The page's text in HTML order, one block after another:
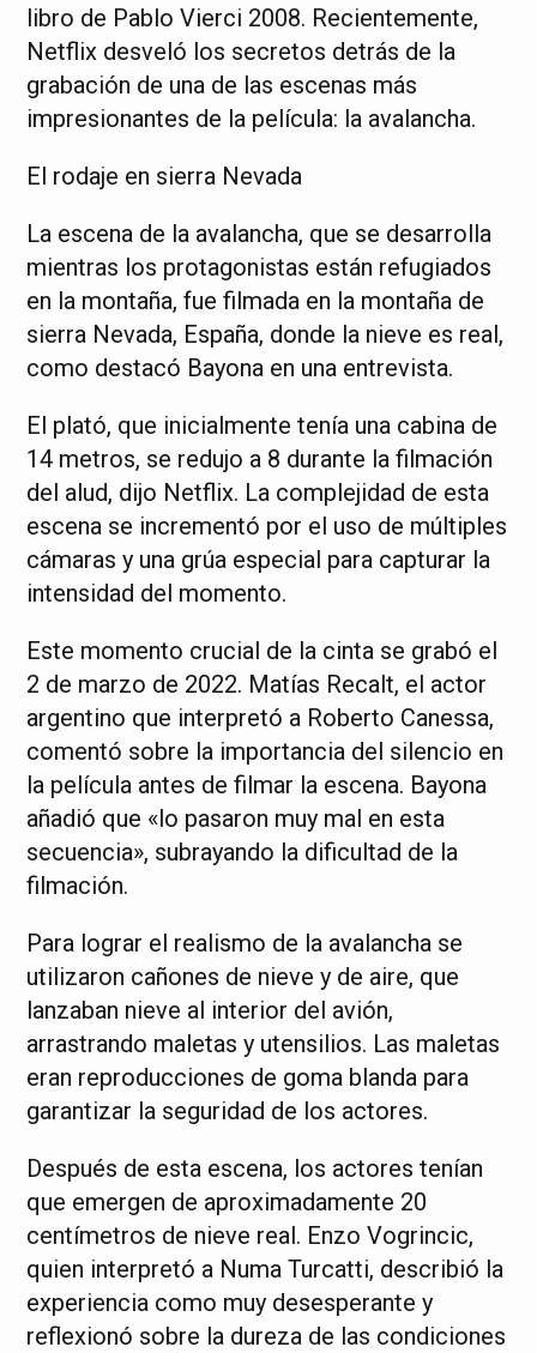
libro de Pablo Vierci 2008. Recientemente,
Netflix desveló los secretos detrás de la
grabación de una de las escenas más
impresionantes de la película: la avalancha.
El rodaje en sierra Nevada
La escena de la avalancha, que se desarrolla
mientras los protagonistas están refugiados
en la montaña, fue filmada en la montaña de
sierra Nevada, España, donde la nieve es real,
como destacó Bayona en una entrevista.
El plató, que inicialmente tenía una cabina de
14 metros, se redujo a 8 durante la filmación
del alud, dijo Netflix. La complejidad de esta
escena se incrementó por el uso de múltiples
cámaras y una grúa especial para capturar la
intensidad del momento.
Este momento crucial de la cinta se grabó el
2 de marzo de 2022. Matías Recalt, el actor
argentino que interpretó a Roberto Canessa,
comentó sobre la importancia del silencio en
la película antes de filmar la escena. Bayona
añadió que «lo pasaron muy mal en esta
secuencia», subrayando la dificultad de la
filmación.
Para lograr el realismo de la avalancha se
utilizaron cañones de nieve y de aire, que
lanzaban nieve al interior del avión,
arrastrando maletas y utensilios. Las maletas
eran reproducciones de goma blanda para
garantizar la seguridad de los actores.
Después de esta escena, los actores tenían
que emergen de aproximadamente 20
centímetros de nieve real. Enzo Vogrincic,
quien interpretó a Numa Turcatti, describió la
experiencia como muy desesperante y
reflexionó sobre la dureza de las condiciones